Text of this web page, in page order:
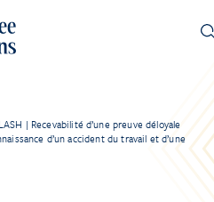
| Recevabilité d’une preuve déloyale
d’un accident du travail et d’une